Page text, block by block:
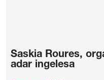
Saskia Roures,
adar ingelesa